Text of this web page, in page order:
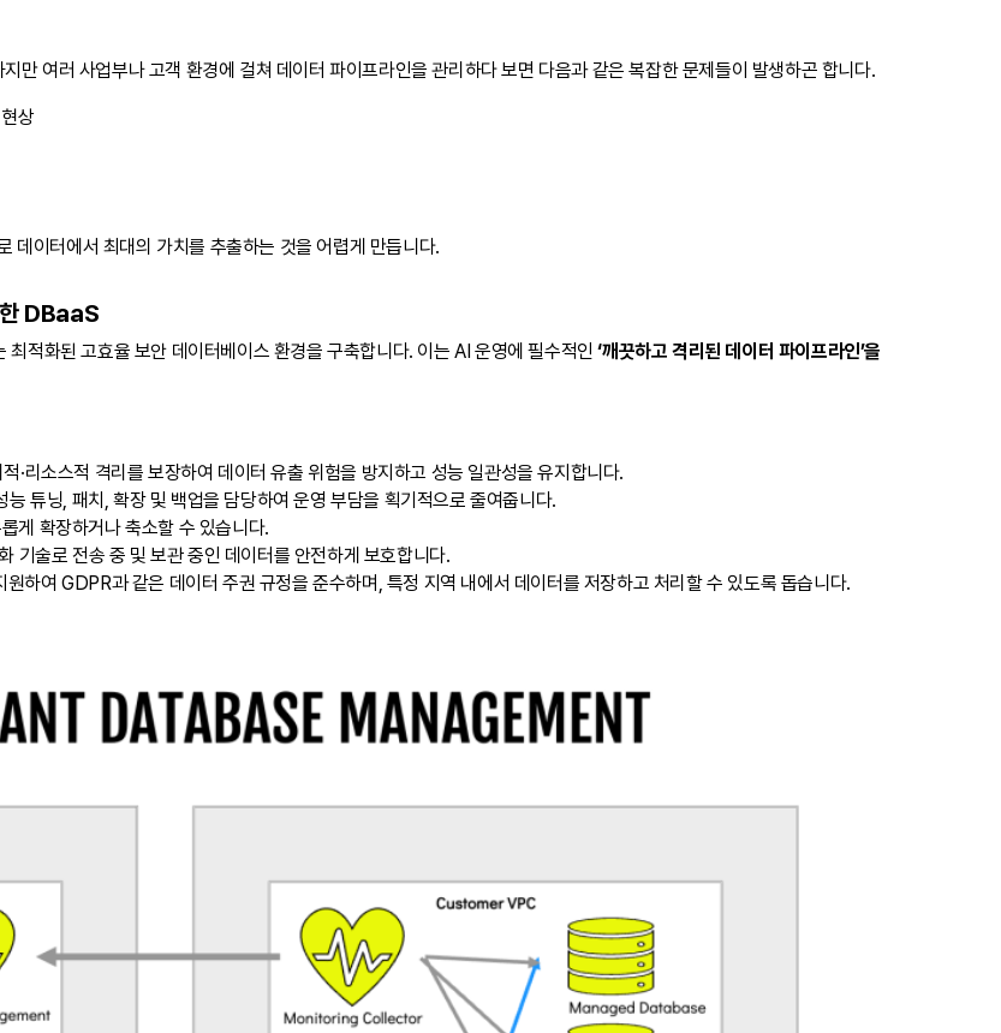
만 여러 사업부나 고객 환경에 걸쳐 데이터 파이프라인을 관리하다 보면 다음과 같은 복잡한 문제들이 발생하곤 합니다.
상
데이터에서 최대의 가치를 추출하는 것을 어렵게 만듭니다.
DBaaS
적화된 고효율 보안 데이터베이스 환경을 구축합니다. 이는 AI 운영에 필수적인 ‘깨끗하고 격리된 데이터 파이프라인’을
·리소스적 격리를 보장하여 데이터 유출 위험을 방지하고 성능 일관성을 유지합니다.
튜닝, 패치, 확장 및 백업을 담당하여 운영 부담을 획기적으로 줄여줍니다.
게 확장하거나 축소할 수 있습니다.
기술로 전송 중 및 보관 중인 데이터를 안전하게 보호합니다.
하여 GDPR과 같은 데이터 주권 규정을 준수하며, 특정 지역 내에서 데이터를 저장하고 처리할 수 있도록 돕습니다.